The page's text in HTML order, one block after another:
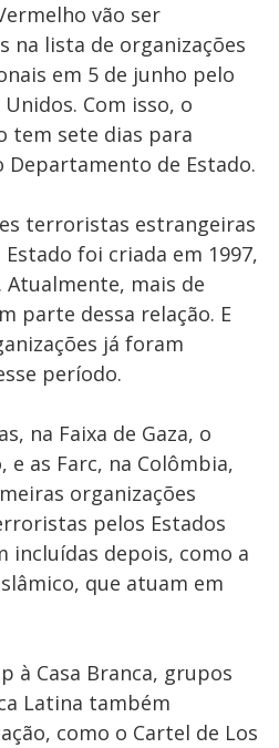
vão ser
na lista de organizações
em 5 de junho pelo
Com isso, o
tem sete dias para
Departamento de Estado.
terroristas estrangeiras
foi criada em 1997,
mais de
parte dessa relação. E
já foram
período.
na Faixa de Gaza, o
e as Farc, na Colômbia,
organizações
pelos Estados
incluídas depois, como a
que atuam em
à Casa Branca, grupos
Latina também
como o Cartel de Los